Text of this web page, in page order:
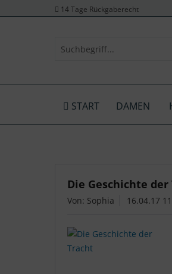
14 Tage Rückgaberecht
START DAMEN
Die Geschichte der
Von: Sophia 16.04.17